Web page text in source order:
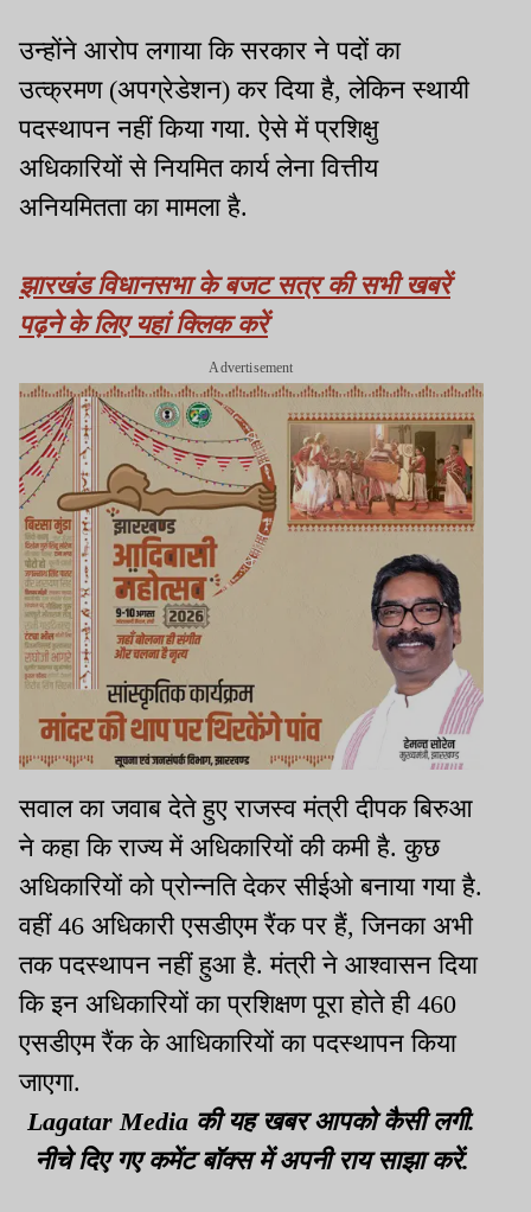
उन्होंने आरोप लगाया कि सरकार ने पदों का
उत्क्रमण (अपग्रेडेशन) कर दिया है, लेकिन स्थायी
पदस्थापन नहीं किया गया. ऐसे में प्रशिक्षु
अधिकारियों से नियमित कार्य लेना वित्तीय
अनियमितता का मामला है.
झारखंड विधानसभा के बजट सत्र की सभी खबरें
पढ़ने के लिए यहां क्लिक करें
Advertisement
सवाल का जवाब देते हुए राजस्व मंत्री दीपक बिरुआ
ने कहा कि राज्य में अधिकारियों की कमी है. कुछ
अधिकारियों को प्रोन्नति देकर सीईओ बनाया गया है.
वहीं 46 अधिकारी एसडीएम रैंक पर हैं, जिनका अभी
तक पदस्थापन नहीं हुआ है. मंत्री ने आश्वासन दिया
कि इन अधिकारियों का प्रशिक्षण पूरा होते ही 460
एसडीएम रैंक के आधिकारियों का पदस्थापन किया
जाएगा.
Lagatar Media की यह खबर आपको कैसी लगी.
नीचे दिए गए कमेंट बॉक्स में अपनी राय साझा करें.